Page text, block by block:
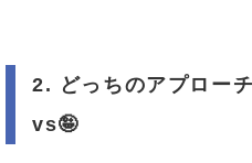
2. どっちのアプロー
vs🤪